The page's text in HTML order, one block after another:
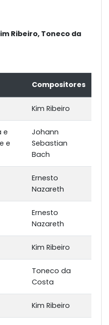
Ribeiro, Toneco da
Compositores
Kim Ribeiro
e
e
Johann
Sebastian
Bach
Ernesto
Nazareth
Ernesto
Nazareth
Kim Ribeiro
Toneco da
Costa
Kim Ribeiro